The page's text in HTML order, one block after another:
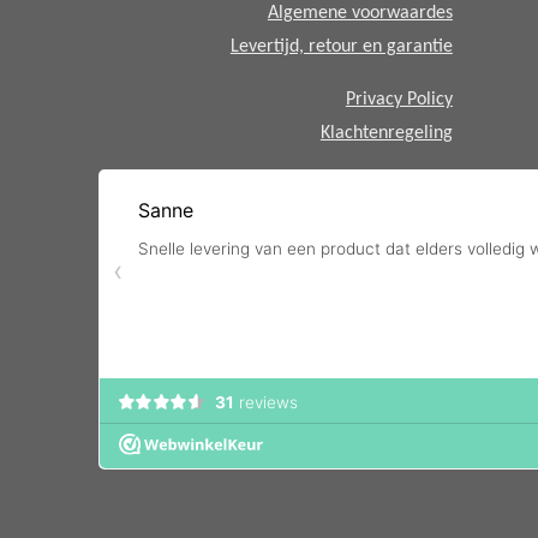
Algemene voorwaardes
Levertijd, retour en garantie
Privacy Policy
Klachtenregeling